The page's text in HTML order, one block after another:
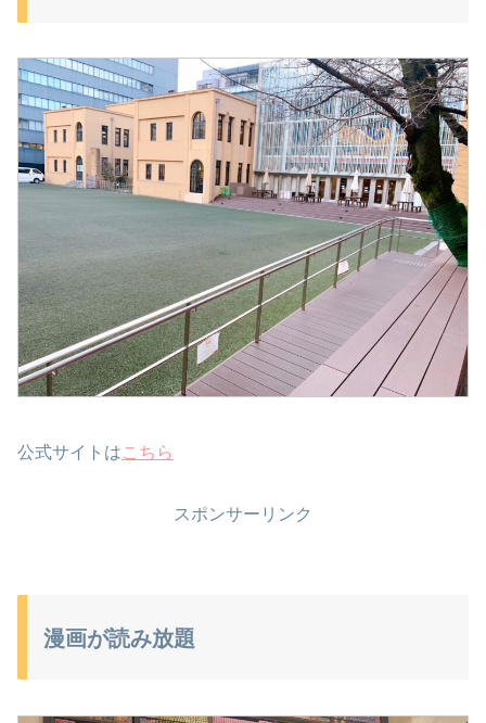
公式サイトはこちら
スポンサーリンク
漫画が読み放題